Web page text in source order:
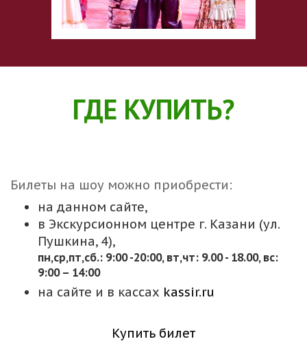
ГДЕ КУПИТЬ?
Билеты на шоу можно приобрести:
на данном сайте,
в Экскурсионном центре г. Казани (ул.
Пушкина, 4),
пн,cр,пт,сб.: 9:00 -20:00, вт,чт: 9.00 - 18.00, вс:
9:00 – 14:00
на сайте и в кассах kassir.ru
Купить билет